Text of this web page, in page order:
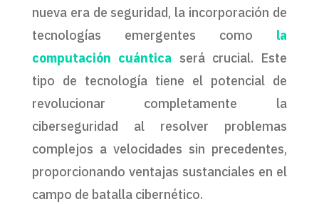
nueva era de seguridad, la incorporación de
tecnologías emergentes como la
computación cuántica será crucial. Este
tipo de tecnología tiene el potencial de
revolucionar completamente la
ciberseguridad al resolver problemas
complejos a velocidades sin precedentes,
proporcionando ventajas sustanciales en el
campo de batalla cibernético.